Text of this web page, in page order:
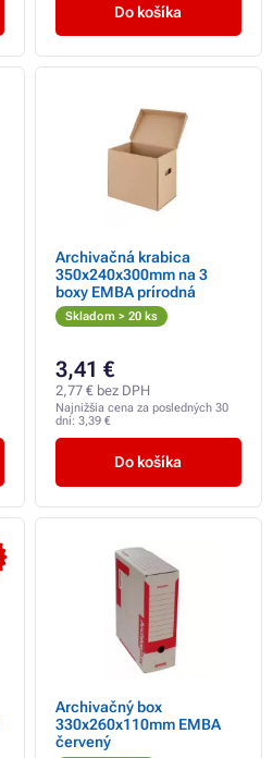
Do košíka
Archivačná krabica
350x240x300mm na 3
boxy EMBA prírodná
Skladom > 20 ks
3,41 €
2,77 € bez DPH
Najnižšia cena za posledných 30
dní: 3,39 €
Do košíka
Archivačný box
330x260x110mm EMBA
červený